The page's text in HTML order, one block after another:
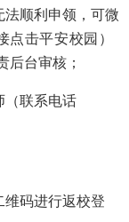
法顺利申领，可微
点击平安校园 ）
后台审核；
（联系电话
维码进行返校登